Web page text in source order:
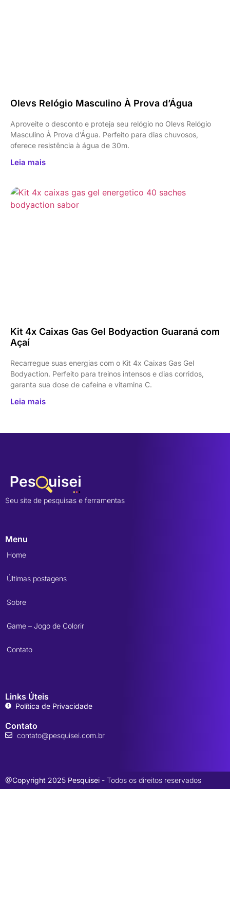
Olevs Relógio Masculino À Prova d’Água
Aproveite o desconto e proteja seu relógio no Olevs Relógio
Masculino À Prova d’Água. Perfeito para dias chuvosos,
oferece resistência à água de 30m.
Leia mais
Kit 4x Caixas Gas Gel Bodyaction Guaraná com
Açaí
Recarregue suas energias com o Kit 4x Caixas Gas Gel
Bodyaction. Perfeito para treinos intensos e dias corridos,
garanta sua dose de cafeína e vitamina C.
Leia mais
Seu site de pesquisas e ferramentas
Menu
Home
Últimas postagens
Sobre
Game – Jogo de Colorir
Contato
Links Úteis
Política de Privacidade
Contato
contato@pesquisei.com.br
@Copyright 2025 Pesquisei - Todos os direitos reservados